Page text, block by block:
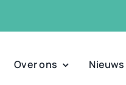
Over ons Nieuws